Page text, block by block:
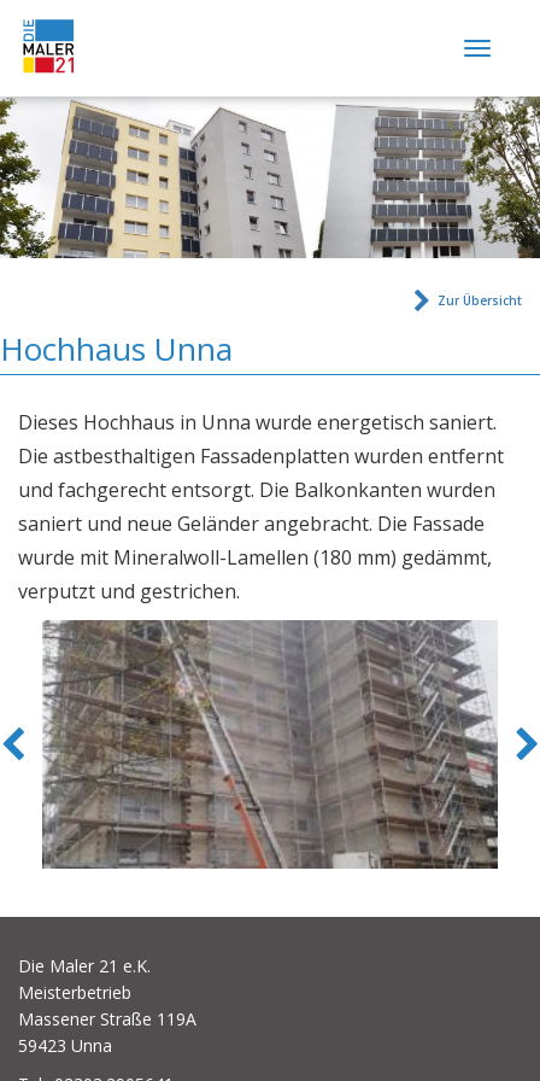
Home
Wir über uns
Leistungen
Beratung & Planung
Maler- und Tapezierarbeiten
Bodenbeschichtung
Mauerwerksabdichtung
Referenzen
Hochhaus Unna
Zur Übersicht
Dieses Hochhaus in Unna wurde energetisch saniert.
Die astbesthaltigen Fassadenplatten wurden entfernt
und fachgerecht entsorgt. Die Balkonkanten wurden
saniert und neue Geländer angebracht. Die Fassade
wurde mit Mineralwoll-Lamellen (180 mm) gedämmt,
verputzt und gestrichen.
Previous
Die Maler 21 e.K.
Meisterbetrieb
Massener Straße 119A
59423 Unna